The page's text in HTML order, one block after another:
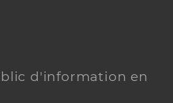
d'information en